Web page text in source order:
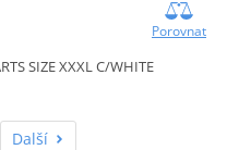
Porovnat
SIZE XXXL C/WHITE
Další